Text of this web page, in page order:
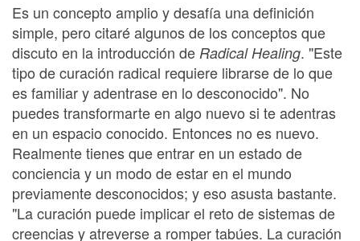
Es un concepto amplio y desafía una definición
simple, pero citaré algunos de los conceptos que
discuto en la introducción de Radical Healing. "Este
tipo de curación radical requiere librarse de lo que
es familiar y adentrase en lo desconocido". No
puedes transformarte en algo nuevo si te adentras
en un espacio conocido. Entonces no es nuevo.
Realmente tienes que entrar en un estado de
conciencia y un modo de estar en el mundo
previamente desconocidos; y eso asusta bastante.
"La curación puede implicar el reto de sistemas de
creencias y atreverse a romper tabúes. La curación